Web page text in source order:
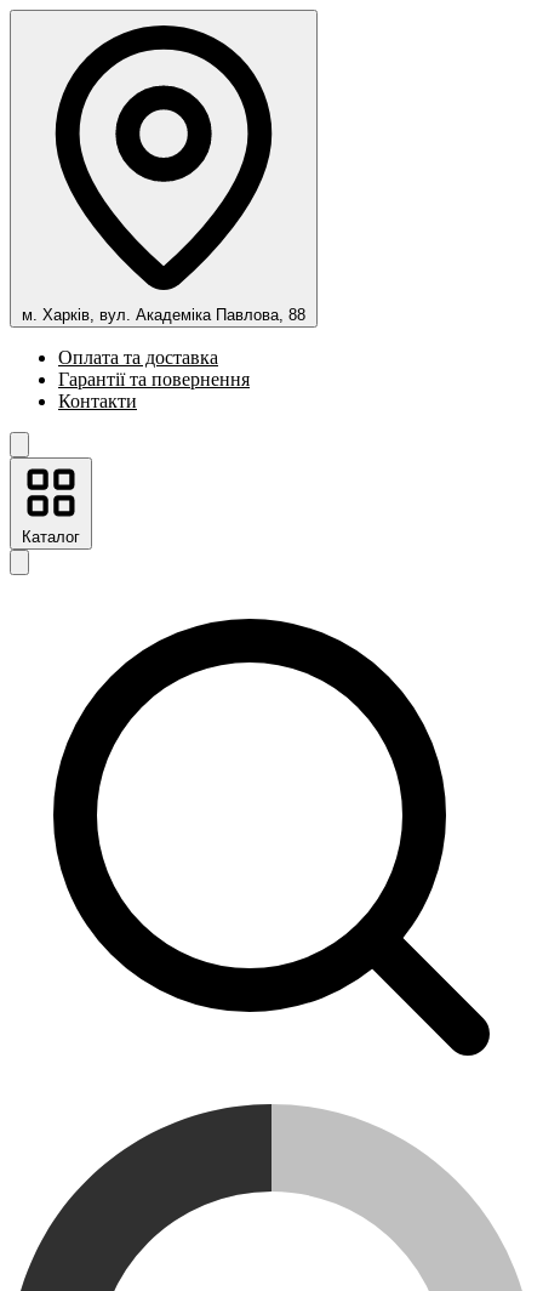
м. Харків, вул. Академіка Павлова, 88
Оплата та доставка
Гарантії та повернення
Контакти
Каталог